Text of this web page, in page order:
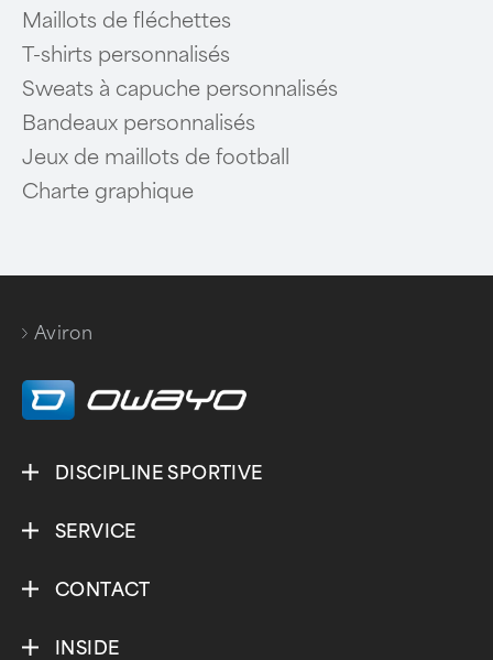
Maillots de fléchettes
T-shirts personnalisés
Sweats à capuche personnalisés
Bandeaux personnalisés
Jeux de maillots de football
Charte graphique
Aviron
DISCIPLINE SPORTIVE
SERVICE
CONTACT
INSIDE